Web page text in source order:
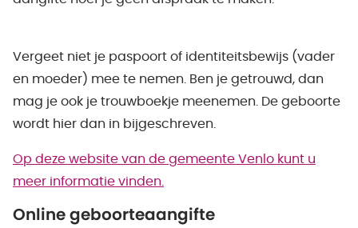
Vergeet niet je paspoort of identiteitsbewijs (vader
en moeder) mee te nemen. Ben je getrouwd, dan
mag je ook je trouwboekje meenemen. De geboorte
wordt hier dan in bijgeschreven.
Op deze website van de gemeente Venlo kunt u
meer informatie vinden.
Online geboorteaangifte